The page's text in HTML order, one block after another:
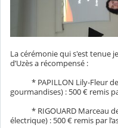
La cérémonie qui s'est tenue
d’Uzès a récompensé :
* PAPILLON Lily-Fleur de
gourmandises) : 500 € remis
* RIGOUARD Marceau de
électrique) : 500 € remis par